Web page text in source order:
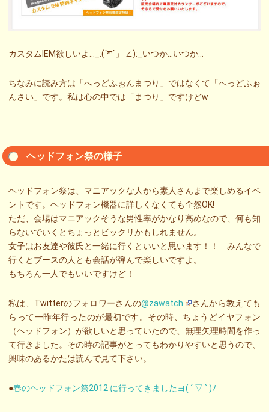
カスタムIEM欲しいよ…_:(´ཀ`」 ∠):_いつか…いつか…
ちなみに読み方は「へっどふぉんまつり」ではなくて「へっどふぉ
んさい」です。私は心の中では「まつり」ですけどw
ヘッドフォン祭の様子
ヘッドフォン祭は、マニアックな人から素人さんまで楽しめるイベ
ントです。ヘッドフォン機器に詳しくなくても全然OK!
ただ、会場はマニアックそうな男性率がかなり高めなので、何も知
らないでいくとちょっとビックリかもしれません。
女子はお友達や彼氏と一緒に行くといいと思います！！ みんなで
行くとブースの人とも会話が弾んで楽しいですよ。
もちろん一人でもいいですけど！
私は、Twitterのフォロワーさんの@zawatch
さんから教えても
らって一昨年行ったのが最初です。その時、ちょうどイヤフォン
（ヘッドフォン）が欲しいと思っていたので、無理矢理時間を作っ
て行きました。その時の記事がとってもわかりやすいと思うので、
興味のあるかたは読んで見て下さい。
●春のヘッドフォン祭2012 に行ってきましたヨ( ´ ▽ ` )ﾉ